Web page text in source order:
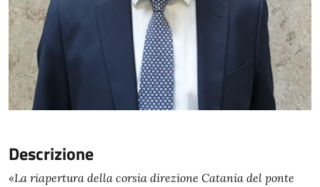
Descrizione
«La riapertura della corsia direzione Catania del ponte